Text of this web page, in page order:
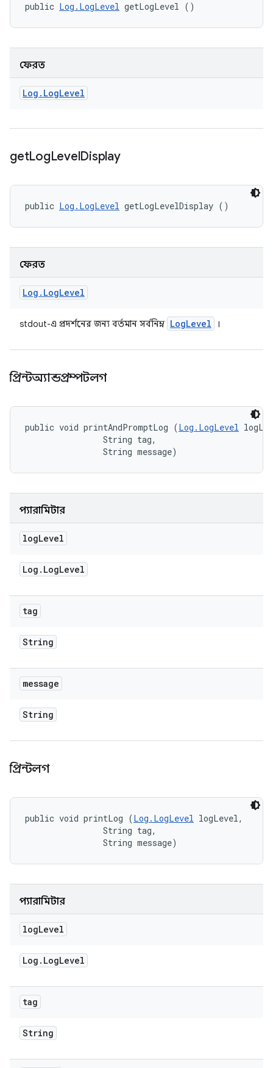
public Log.LogLevel getLogLevel ()
ফেরত
Log . LogLevel
getLogLevelDisplay
public Log.LogLevel getLogLevelDisplay ()
ফেরত
Log . LogLevel
stdout-এ প্রদর্শনের জন্য বর্তমান সর্বনিম্ন LogLevel ।
প্রিন্টঅ্যান্ডপ্রম্পটলগ
public void printAndPromptLog (Log.LogLevel
                String tag,
                String message)
প্যারামিটার
logLevel
Log . LogLevel
tag
String
message
String
প্রিন্টলগ
public void printLog (Log.LogLevel logLevel,
                String tag,
                String message)
প্যারামিটার
logLevel
Log . LogLevel
tag
String